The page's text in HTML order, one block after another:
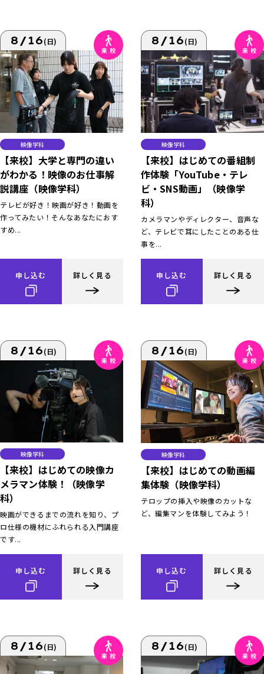
8/16(日)
映像学科
【来校】大学と専門の違い
がわかる！映像のお仕事解
説講座（映像学科）
テレビが好き！映画が好き！動画を
作ってみたい！そんなあなたにおす
すめ...
申し込む 詳しく見る
8/16(日)
映像学科
【来校】はじめての番組制
作体験「YouTube・テレ
ビ・SNS動画」（映像学
科）
カメラマンやディレクター、音声な
ど、テレビで耳にしたことのある仕
事を...
申し込む 詳しく見る
8/16(日)
映像学科
【来校】はじめての映像カ
メラマン体験！（映像学
科）
映画ができるまでの流れを知り、プ
ロ仕様の機材にふれられる入門講座
です...
申し込む 詳しく見る
8/16(日)
映像学科
【来校】はじめての動画編
集体験（映像学科）
テロップの挿入や映像のカットな
ど、編集マンを体験してみよう！
申し込む 詳しく見る
8/16(日) 8/16(日)